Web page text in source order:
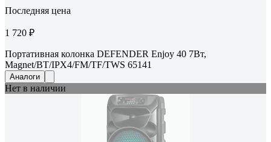
Последняя цена
1 720 ₽
Портативная колонка DEFENDER Enjoy 40 7Вт,
Magnet/BT/IPX4/FM/TF/TWS 65141
Аналоги
Нет в наличии